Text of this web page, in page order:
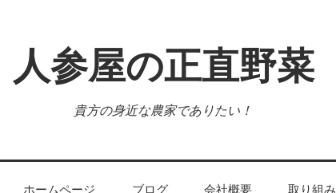
人参屋の正直野菜
貴方の身近な農家でありたい！
ホームページ ブログ 会社概要 取り組み